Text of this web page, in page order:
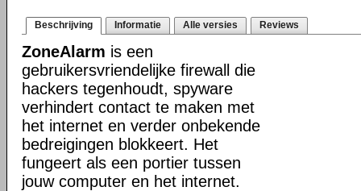
Beschrijving Informatie Alle versies Reviews
ZoneAlarm is een
gebruikersvriendelijke firewall die
hackers tegenhoudt, spyware
verhindert contact te maken met
het internet en verder onbekende
bedreigingen blokkeert. Het
fungeert als een portier tussen
jouw computer en het internet.